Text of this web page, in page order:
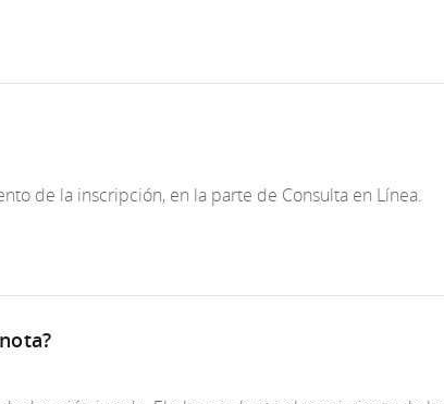
de la inscripción, en la parte de Consulta en Línea.